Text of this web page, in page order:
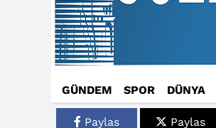
GÜNDEM SPOR DÜNYA
Paylas Paylas